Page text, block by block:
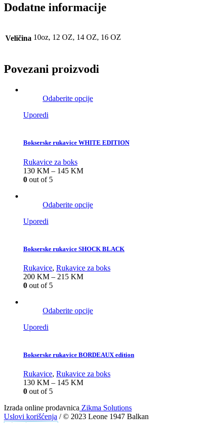
Dodatne informacije
Veličina 10oz, 12 OZ, 14 OZ, 16 OZ
Povezani proizvodi
Odaberite opcije
Uporedi
Bokserske rukavice WHITE EDITION
Rukavice za boks
130 KM – 145 KM
0 out of 5
Odaberite opcije
Uporedi
Bokserske rukavice SHOCK BLACK
Rukavice, Rukavice za boks
200 KM – 215 KM
0 out of 5
Odaberite opcije
Uporedi
Bokserske rukavice BORDEAUX edition
Rukavice, Rukavice za boks
130 KM – 145 KM
0 out of 5
Izrada online prodavnica Zikma Solutions
Uslovi korišćenja / © 2023 Leone 1947 Balkan